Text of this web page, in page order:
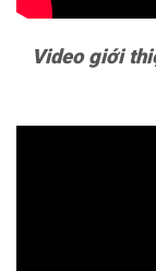
Video giới